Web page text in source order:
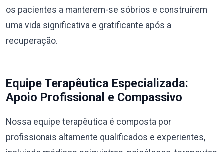
os pacientes a manterem-se sóbrios e construírem
uma vida significativa e gratificante após a
recuperação.
Equipe Terapêutica Especializada:
Apoio Profissional e Compassivo
Nossa equipe terapêutica é composta por
profissionais altamente qualificados e experientes,